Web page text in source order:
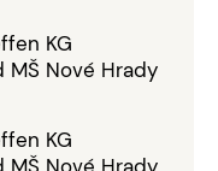
KG
Nové Hrady
KG
Nové Hrady